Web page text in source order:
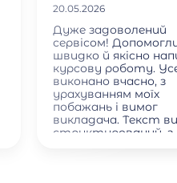
20.05.2026
Дуже задоволений
сервісом!
швидко й якісно
курсову роботу.
виконано вчасно, з
урахуванням моїх
побажань і вимог
викладача. Текст
структурований, з